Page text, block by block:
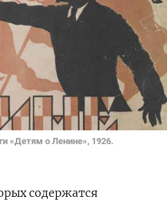
«Детям о Ленине», 1926.
содержатся